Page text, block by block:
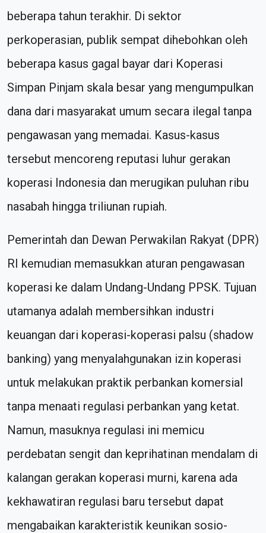
beberapa tahun terakhir. Di sektor
perkoperasian, publik sempat dihebohkan oleh
beberapa kasus gagal bayar dari Koperasi
Simpan Pinjam skala besar yang mengumpulkan
dana dari masyarakat umum secara ilegal tanpa
pengawasan yang memadai. Kasus-kasus
tersebut mencoreng reputasi luhur gerakan
koperasi Indonesia dan merugikan puluhan ribu
nasabah hingga triliunan rupiah.
Pemerintah dan Dewan Perwakilan Rakyat (DPR)
RI kemudian memasukkan aturan pengawasan
koperasi ke dalam Undang-Undang PPSK. Tujuan
utamanya adalah membersihkan industri
keuangan dari koperasi-koperasi palsu (shadow
banking) yang menyalahgunakan izin koperasi
untuk melakukan praktik perbankan komersial
tanpa menaati regulasi perbankan yang ketat.
Namun, masuknya regulasi ini memicu
perdebatan sengit dan keprihatinan mendalam di
kalangan gerakan koperasi murni, karena ada
kekhawatiran regulasi baru tersebut dapat
mengabaikan karakteristik keunikan sosio-